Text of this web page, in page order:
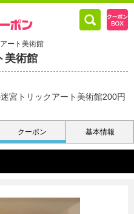
ート美術館
美術館
宮トリックアート美術館200円
クーポン 基本情報